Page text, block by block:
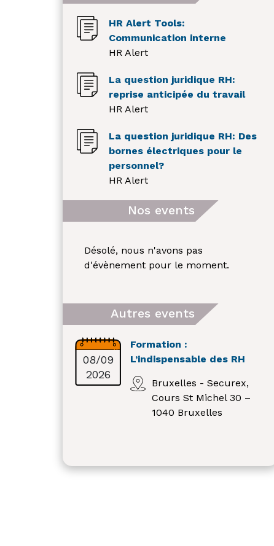
HR Alert Tools:
Communication interne
HR Alert
La question juridique RH:
reprise anticipée du travail
HR Alert
La question juridique RH: Des
bornes électriques pour le
personnel?
HR Alert
Nos events
Désolé, nous n'avons pas
d'évènement pour le moment.
Autres events
08/09
2026
Formation :
L’indispensable des RH
Bruxelles - Securex,
Cours St Michel 30 –
1040 Bruxelles